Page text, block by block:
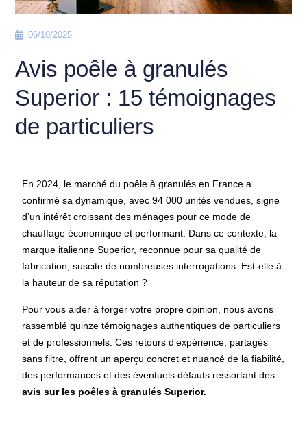
06/10/2025
Avis poêle à granulés
Superior : 15 témoignages
de particuliers
En 2024, le marché du poêle à granulés en France a
confirmé sa dynamique, avec 94 000 unités vendues, signe
d’un intérêt croissant des ménages pour ce mode de
chauffage économique et performant. Dans ce contexte, la
marque italienne Superior, reconnue pour sa qualité de
fabrication, suscite de nombreuses interrogations. Est-elle à
la hauteur de sa réputation ?
Pour vous aider à forger votre propre opinion, nous avons
rassemblé quinze témoignages authentiques de particuliers
et de professionnels. Ces retours d’expérience, partagés
sans filtre, offrent un aperçu concret et nuancé de la fiabilité,
des performances et des éventuels défauts ressortant des
avis sur les poêles à granulés Superior.